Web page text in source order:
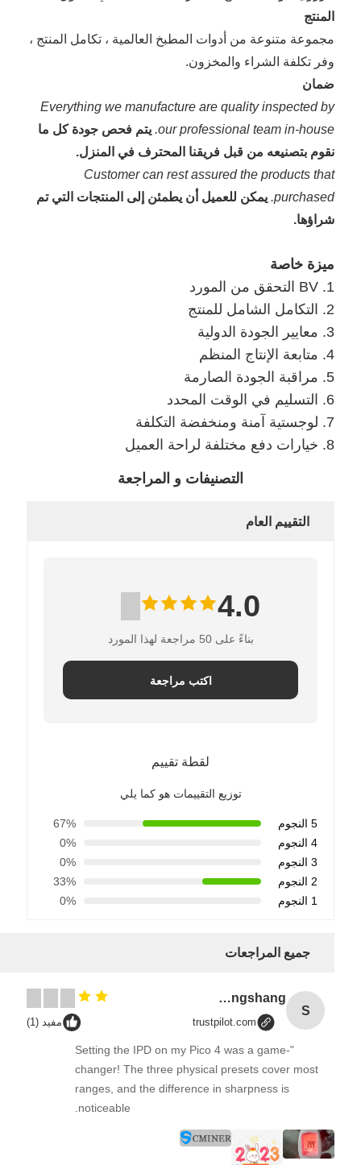
المنتج
مجموعة متنوعة من أدوات المطبخ العالمية ، تكامل المنتج ،
وفر تكلفة الشراء والمخزون.
ضمان
Everything we manufacture are quality inspected by
our professional team in-house. يتم فحص جودة كل ما
نقوم بتصنيعه من قبل فريقنا المحترف في المنزل.
Customer can rest assured the products that
purchased. يمكن للعميل أن يطمئن إلى المنتجات التي تم
شراؤها.
ميزة خاصة
1. BV التحقق من المورد
2. التكامل الشامل للمنتج
3. معايير الجودة الدولية
4. متابعة الإنتاج المنظم
5. مراقبة الجودة الصارمة
6. التسليم في الوقت المحدد
7. لوجستية آمنة ومنخفضة التكلفة
8. خيارات دفع مختلفة لراحة العميل
التصنيفات و المراجعة
التقييم العام
4.0
بناءً على 50 مراجعة لهذا المورد
اكتب مراجعة
لقطة تقييم
توزيع التقييمات هو كما يلي
5 النجوم
67%
4 النجوم
0%
3 النجوم
0%
2 النجوم
33%
1 النجوم
0%
جميع المراجعات
S
Songshang
trustpilot.com مفيد (1)
"Setting the IPD on my Pico 4 was a game-
changer! The three physical presets cover most
ranges, and the difference in sharpness is
noticeable.